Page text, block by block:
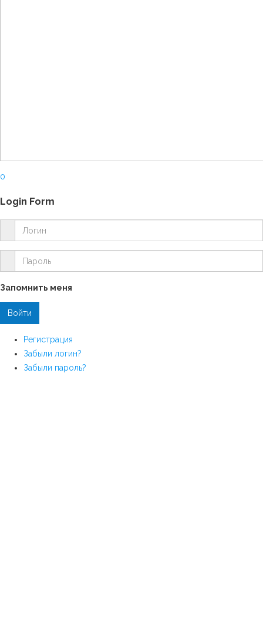
0
Login Form
Запомнить меня
Регистрация
Забыли логин?
Забыли пароль?